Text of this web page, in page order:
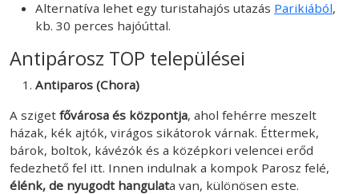
Alternatíva lehet egy turistahajós utazás Parikiából,
kb. 30 perces hajóúttal.
Antipárosz TOP települései
Antiparos (Chora)
A sziget fővárosa és központja, ahol fehérre meszelt
házak, kék ajtók, virágos sikátorok várnak. Éttermek,
bárok, boltok, kávézók és a középkori velencei erőd
fedezhető fel itt. Innen indulnak a kompok Parosz felé,
élénk, de nyugodt hangulata van, különösen este.